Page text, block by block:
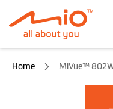
Home MiVue™